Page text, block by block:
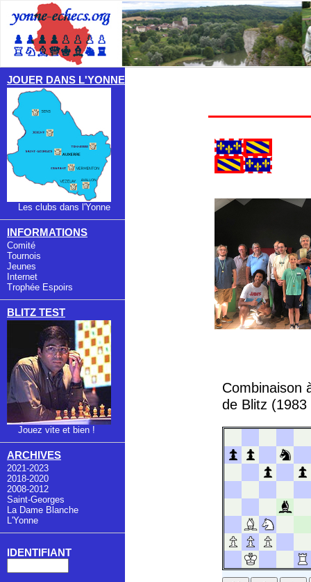
JOUER DANS L'YONNE
Les clubs dans l'Yonne
INFORMATIONS
Comité
Tournois
Jeunes
Internet
Trophée Espoirs
BLITZ TEST
Jouez vite et bien !
ARCHIVES
2021-2023
2018-2020
2008-2012
Saint-Georges
La Dame Blanche
L'Yonne
IDENTIFIANT
Combinaison
de Blitz